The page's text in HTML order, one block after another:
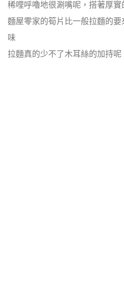
稀哩呼嚕地很涮嘴呢，搭著厚
麵屋零家的筍片比一般拉麵的
味
拉麵真的少不了木耳絲的加持呢